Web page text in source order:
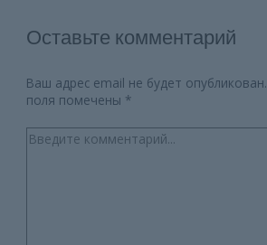
Оставьте комментарий
Ваш адрес email не будет опубликован.
поля помечены *
Введите
комментарий...